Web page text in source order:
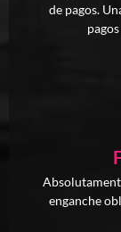
de pagos.
enganche